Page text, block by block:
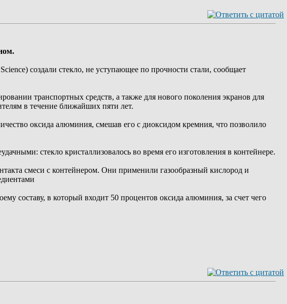
создали стекло, не уступающее по прочности стали, сообщает
транспортных средств, а также для нового поколения экранов для
в течение ближайших пяти лет.
оксида алюминия, смешав его с диоксидом кремния, что позволило
стекло кристаллизовалось во время его изготовления в контейнере.
смеси с контейнером. Они применили газообразный кислород и
составу, в который входит 50 процентов оксида алюминия, за счет чего